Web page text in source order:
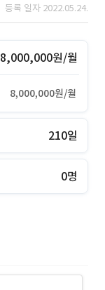
등록 일자 2022.05.24.
8,000,000원/월
8,000,000원/월
210일
0명